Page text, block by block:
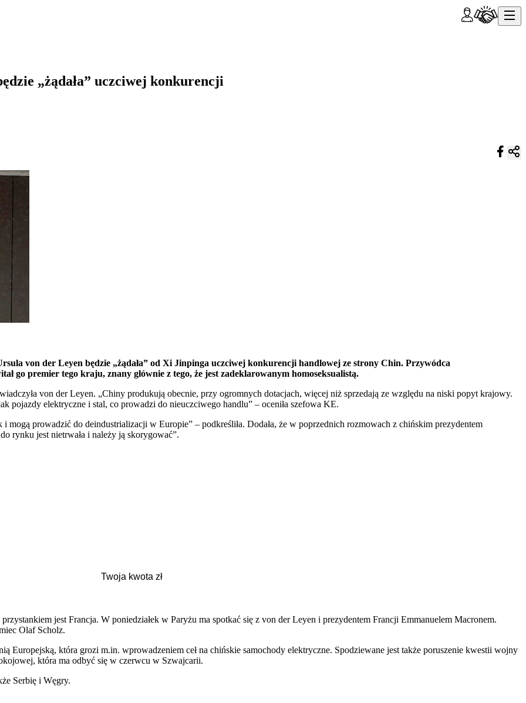
„żądała” uczciwej konkurencji
von der Leyen będzie „żądała” od Xi Jinpinga uczciwej konkurencji handlowej ze strony Chin. Przywódca
go premier tego kraju, znany głównie z tego, że jest zadeklarowanym homoseksualistą.
von der Leyen. „Chiny produkują obecnie, przy ogromnych dotacjach, więcej niż sprzedają ze względu na niski popyt krajowy.
pojazdy elektryczne i stal, co prowadzi do nieuczciwego handlu” – oceniła szefowa KE.
mogą prowadzić do deindustrializacji w Europie” – podkreśliła. Dodała, że w poprzednich rozmowach z chińskim prezydentem
rynku jest nietrwała i należy ją skorygować”.
jest Francja. W poniedziałek w Paryżu ma spotkać się z von der Leyen i prezydentem Francji Emmanuelem Macronem.
Olaf Scholz.
Europejską, która grozi m.in. wprowadzeniem ceł na chińskie samochody elektryczne. Spodziewane jest także poruszenie kwestii wojny
która ma odbyć się w czerwcu w Szwajcarii.
Serbię i Węgry.